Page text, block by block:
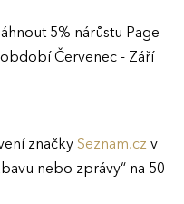
5% nárůstu Page
období Červenec - Září
značkySeznam.czv
nebo zprávy“ na 50